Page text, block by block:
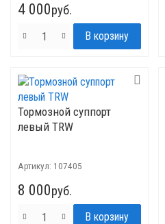
4 000руб.
Тормозной суппорт
левый TRW
Артикул: 107405
8 000руб.